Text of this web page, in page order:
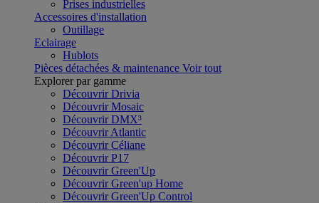
Prises industrielles
Accessoires d'installation
Outillage
Eclairage
Hublots
Pièces détachées & maintenance Voir tout
Explorer par gamme
Découvrir Drivia
Découvrir Mosaic
Découvrir DMX³
Découvrir Atlantic
Découvrir Céliane
Découvrir P17
Découvrir Green'Up
Découvrir Green'up Home
Découvrir Green'Up Control